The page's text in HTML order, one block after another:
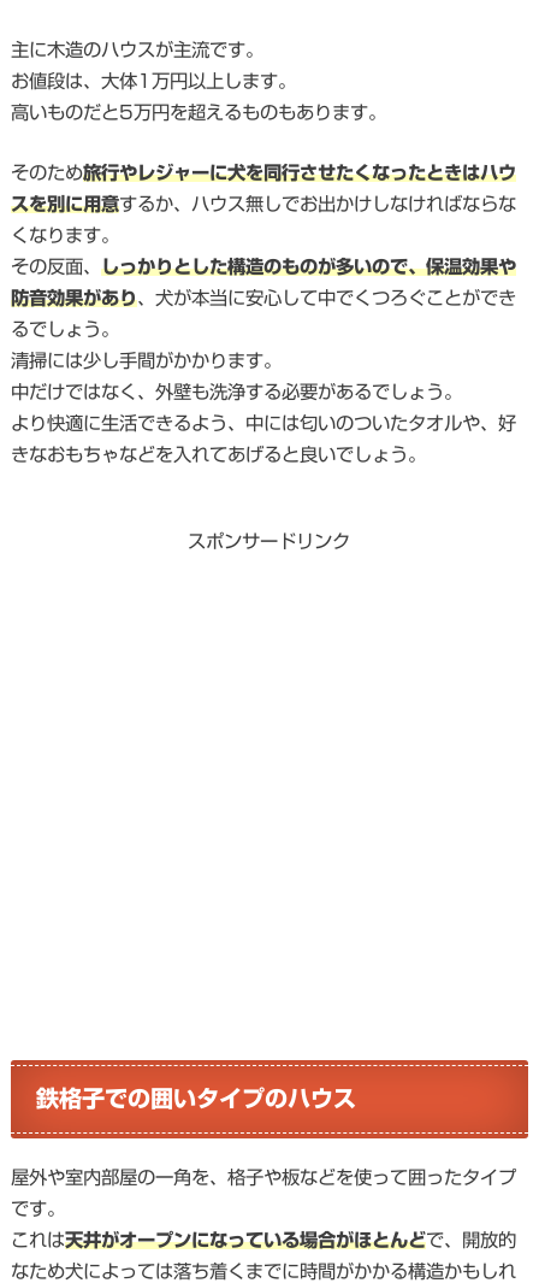
主に木造のハウスが主流です。
お値段は、大体1万円以上します。
高いものだと5万円を超えるものもあります。
そのため旅行やレジャーに犬を同行させたくなったときはハウ
スを別に用意するか、ハウス無しでお出かけしなければならな
くなります。
その反面、 しっかりとした構造のものが多いので、保温効果や
防音効果があり、犬が本当に安心して中でくつろぐことができ
るでしょう。
清掃には少し手間がかかります。
中だけではなく、外壁も洗浄する必要があるでしょう。
より快適に生活できるよう、中には匂いのついたタオルや、好
きなおもちゃなどを入れてあげると良いでしょう。
スポンサードリンク
鉄格子での囲いタイプのハウス
屋外や室内部屋の一角を、格子や板などを使って囲ったタイプ
です。
これは天井がオープンになっている場合がほとんどで、開放的
なため犬によっては落ち着くまでに時間がかかる構造かもしれ